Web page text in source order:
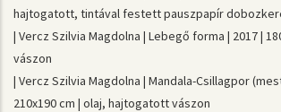
hajtogatott, tintával festett pauszpapír
| Vercz Szilvia Magdolna | Lebegő forma | 2017 |
vászon
| Vercz Szilvia Magdolna | Mandala-Csillagpor
210x190 cm | olaj, hajtogatott vászon